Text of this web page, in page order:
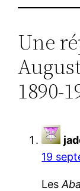
Une
1890-
19
Les